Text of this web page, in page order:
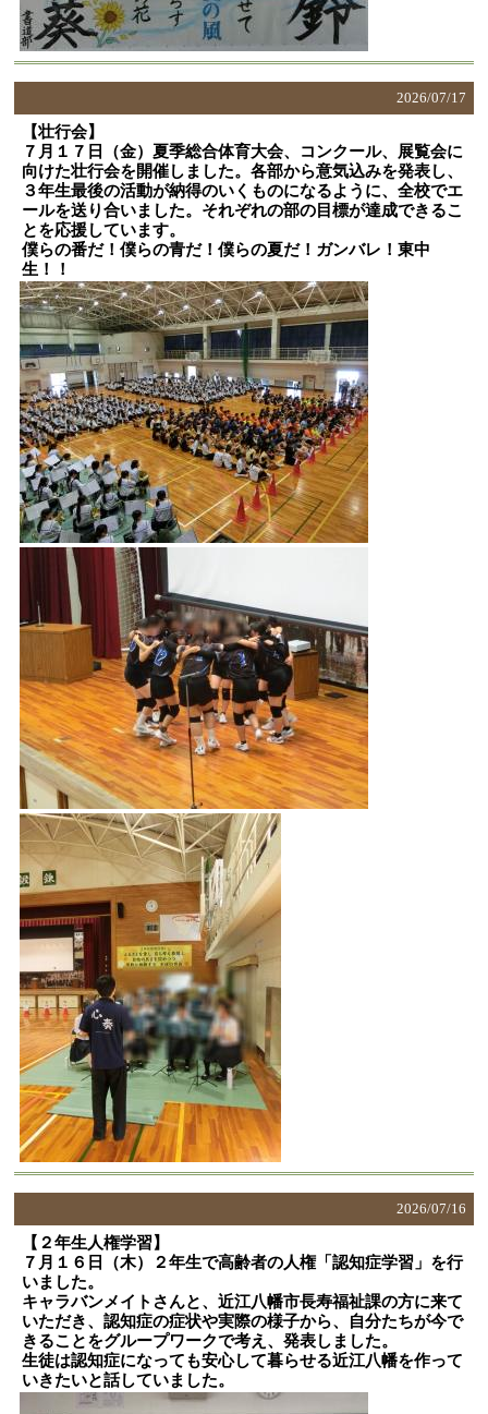
2026/07/17
【壮行会】
７月１７日（金）夏季総合体育大会、コンクール、展覧会に
向けた壮行会を開催しました。各部から意気込みを発表し、
３年生最後の活動が納得のいくものになるように、全校でエ
ールを送り合いました。それぞれの部の目標が達成できるこ
とを応援しています。
僕らの番だ！僕らの青だ！僕らの夏だ！ガンバレ！東中
生！！
2026/07/16
【２年生人権学習】
７月１６日（木）２年生で高齢者の人権「認知症学習」を行
いました。
キャラバンメイトさんと、近江八幡市長寿福祉課の方に来て
いただき、認知症の症状や実際の様子から、自分たちが今で
きることをグループワークで考え、発表しました。
生徒は認知症になっても安心して暮らせる近江八幡を作って
いきたいと話していました。